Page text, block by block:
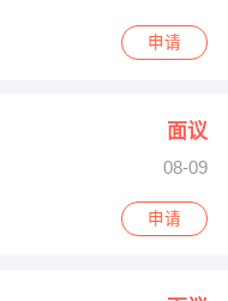
申请
面议
08-09
申请